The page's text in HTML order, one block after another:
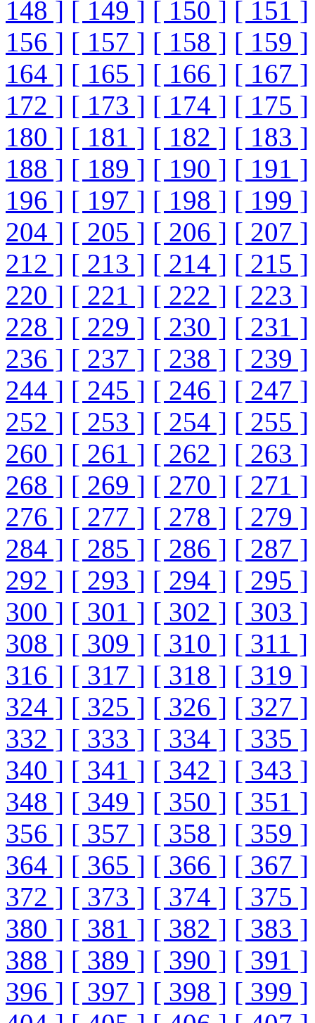
148 ] [ 149 ] [ 150 ] [ 151 ]
156 ] [ 157 ] [ 158 ] [ 159 ]
164 ] [ 165 ] [ 166 ] [ 167 ]
172 ] [ 173 ] [ 174 ] [ 175 ]
180 ] [ 181 ] [ 182 ] [ 183 ]
188 ] [ 189 ] [ 190 ] [ 191 ]
196 ] [ 197 ] [ 198 ] [ 199 ]
204 ] [ 205 ] [ 206 ] [ 207 ]
212 ] [ 213 ] [ 214 ] [ 215 ]
220 ] [ 221 ] [ 222 ] [ 223 ]
228 ] [ 229 ] [ 230 ] [ 231 ]
236 ] [ 237 ] [ 238 ] [ 239 ]
244 ] [ 245 ] [ 246 ] [ 247 ]
252 ] [ 253 ] [ 254 ] [ 255 ]
260 ] [ 261 ] [ 262 ] [ 263 ]
268 ] [ 269 ] [ 270 ] [ 271 ]
276 ] [ 277 ] [ 278 ] [ 279 ]
284 ] [ 285 ] [ 286 ] [ 287 ]
292 ] [ 293 ] [ 294 ] [ 295 ]
300 ] [ 301 ] [ 302 ] [ 303 ]
308 ] [ 309 ] [ 310 ] [ 311 ]
316 ] [ 317 ] [ 318 ] [ 319 ]
324 ] [ 325 ] [ 326 ] [ 327 ]
332 ] [ 333 ] [ 334 ] [ 335 ]
340 ] [ 341 ] [ 342 ] [ 343 ]
348 ] [ 349 ] [ 350 ] [ 351 ]
356 ] [ 357 ] [ 358 ] [ 359 ]
364 ] [ 365 ] [ 366 ] [ 367 ]
372 ] [ 373 ] [ 374 ] [ 375 ]
380 ] [ 381 ] [ 382 ] [ 383 ]
388 ] [ 389 ] [ 390 ] [ 391 ]
396 ] [ 397 ] [ 398 ] [ 399 ]